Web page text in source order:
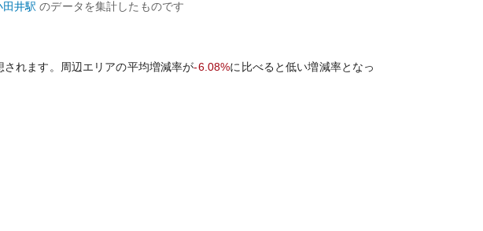
田井駅 のデータを集計したものです
されます。周辺エリアの平均増減率が-6.08%に比べると低い増減率となっ